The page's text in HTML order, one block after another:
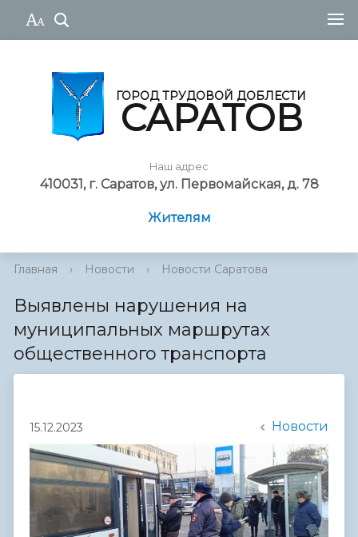
ГОРОД ТРУДОВОЙ ДОБЛЕСТИ
САРАТОВ
Наш адрес
410031, г. Саратов, ул. Первомайская, д. 78
Жителям
Главная › Новости › Новости Саратова
Выявлены нарушения на
муниципальных маршрутах
общественного транспорта
15.12.2023 Новости